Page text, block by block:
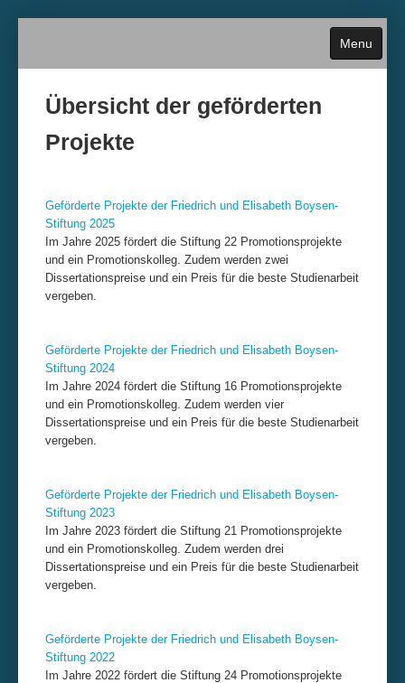
Menu
Home
Über die Stiftung
Antragstellung
Termine und Fristen
Historie
Kontakt
Impressum & Datenschutz
Übersicht der geförderten
Projekte
Geförderte Projekte der Friedrich und Elisabeth Boysen-
Stiftung 2025
Im Jahre 2025 fördert die Stiftung 22 Promotionsprojekte
und ein Promotionskolleg. Zudem werden zwei
Dissertationspreise und ein Preis für die beste Studienarbeit
vergeben.
Geförderte Projekte der Friedrich und Elisabeth Boysen-
Stiftung 2024
Im Jahre 2024 fördert die Stiftung 16 Promotionsprojekte
und ein Promotionskolleg. Zudem werden vier
Dissertationspreise und ein Preis für die beste Studienarbeit
vergeben.
Geförderte Projekte der Friedrich und Elisabeth Boysen-
Stiftung 2023
Im Jahre 2023 fördert die Stiftung 21 Promotionsprojekte
und ein Promotionskolleg. Zudem werden drei
Dissertationspreise und ein Preis für die beste Studienarbeit
vergeben.
Geförderte Projekte der Friedrich und Elisabeth Boysen-
Stiftung 2022
Im Jahre 2022 fördert die Stiftung 24 Promotionsprojekte